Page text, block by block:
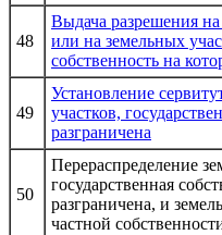
48
Выдача разрешения
или на земельных
собственность на
49
Установление
участков,
разграничена
50
Перераспределение
государственная
разграничена, и
частной